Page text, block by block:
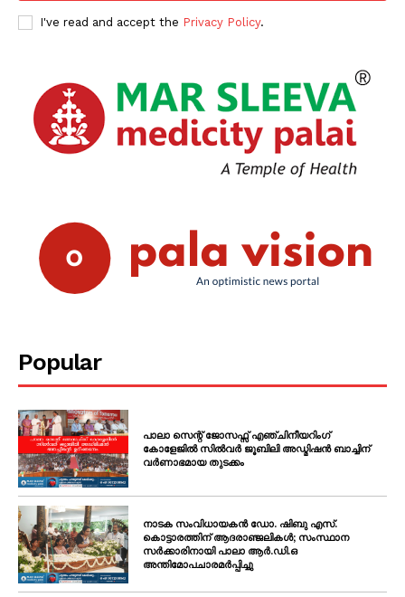
I've read and accept the Privacy Policy.
Popular
പാലാ സെന്റ് ജോസഫ്സ് എഞ്ചിനീയറിംഗ്
കോളേജിൽ സിൽവർ ജൂബിലി അഡ്മിഷൻ ബാച്ചിന്
വർണാഭമായ തുടക്കം
നാടക സംവിധായകൻ ഡോ. ഷിബു എസ്.
കൊട്ടാരത്തിന് ആദരാഞ്ജലികൾ; സംസ്ഥാന
സർക്കാരിനായി പാലാ ആർ.ഡി.ഒ
അന്തിമോപചാരമർപ്പിച്ചു